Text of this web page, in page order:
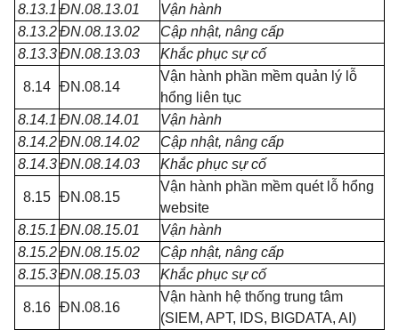
8.13.1 ĐN.08.13.01
Vận hành
8.13.2 ĐN.08.13.02
Cập nhật, nâng cấp
8.13.3 ĐN.08.13.03 Khắc phục sự cố
8.14 ĐN.08.14
Vận hành phần mềm quản lý lỗ
hổng liên tục
8.14.1 ĐN.08.14.01
Vận hành
8.14.2 ĐN.08.14.02
Cập nhật, nâng cấp
8.14.3 ĐN.08.14.03 Khắc phục sự cố
8.15 ĐN.08.15
Vận hành phần mềm quét lỗ hổng
website
8.15.1 ĐN.08.15.01
Vận hành
8.15.2 ĐN.08.15.02
Cập nhật, nâng cấp
8.15.3 ĐN.08.15.03 Khắc phục sự cố
8.16 ĐN.08.16
Vận hành hệ thống trung tâm
(SIEM, APT, IDS, BIGDATA, AI)